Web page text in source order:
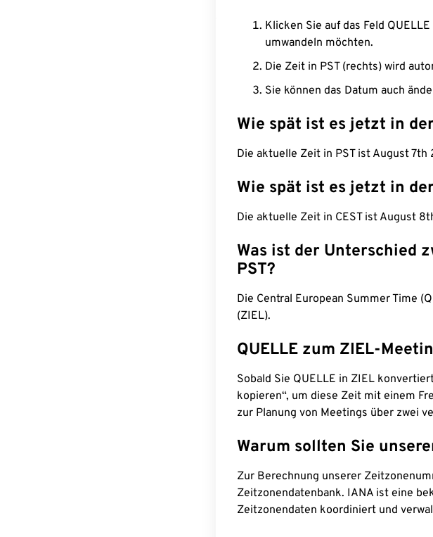
Klicken Sie auf das Feld
umwandeln möchten.
Die Zeit in PST (rechts) wird
Sie können das Datum auch
Wie spät ist es jetzt in
Die aktuelle Zeit in PST ist August 7th
Wie spät ist es jetzt in
Die aktuelle Zeit in CEST ist August
Was ist der Unterschied
PST?
Die Central European Summer Time
(ZIEL).
QUELLE zum ZIEL-
Sobald Sie QUELLE in ZIEL
kopieren“, um diese Zeit mit einem
zur Planung von Meetings über zwei
Warum sollten Sie
Zur Berechnung unserer
Zeitzonendatenbank. IANA ist eine
Zeitzonendaten koordiniert und